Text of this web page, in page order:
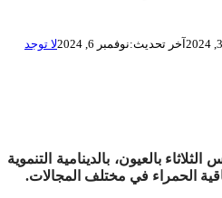
آخر تحديث:نوفمبر 6, 2024
لا توجد
بالعيون، بالدينامية التنموية
الحمراء في مختلف المجالات.